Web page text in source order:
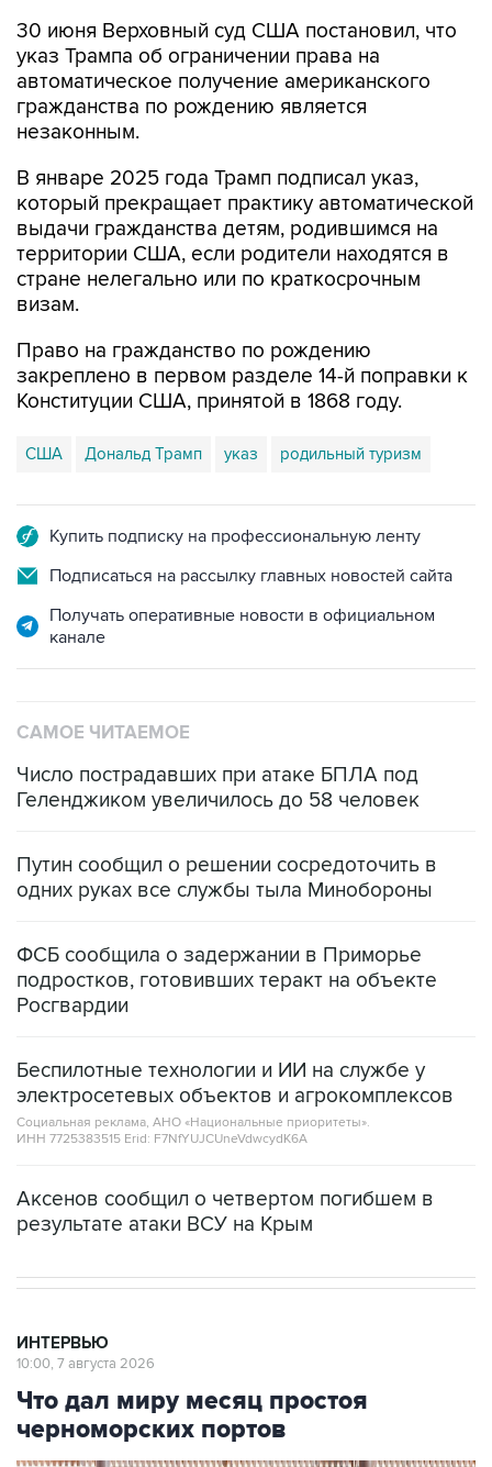
30 июня Верховный суд США постановил, что
указ Трампа об ограничении права на
автоматическое получение американского
гражданства по рождению является
незаконным.
В январе 2025 года Трамп подписал указ,
который прекращает практику автоматической
выдачи гражданства детям, родившимся на
территории США, если родители находятся в
стране нелегально или по краткосрочным
визам.
Право на гражданство по рождению
закреплено в первом разделе 14-й поправки к
Конституции США, принятой в 1868 году.
США Дональд Трамп указ родильный туризм
Купить подписку на профессиональную ленту
Подписаться на рассылку главных новостей сайта
Получать оперативные новости в официальном
канале
САМОЕ ЧИТАЕМОЕ
Число пострадавших при атаке БПЛА под
Геленджиком увеличилось до 58 человек
Путин сообщил о решении сосредоточить в
одних руках все службы тыла Минобороны
ФСБ сообщила о задержании в Приморье
подростков, готовивших теракт на объекте
Росгвардии
Беспилотные технологии и ИИ на службе у
электросетевых объектов и агрокомплексов
Социальная реклама, АНО «Национальные приоритеты».
ИНН 7725383515 Erid: F7NfYUJCUneVdwcydK6A
Аксенов сообщил о четвертом погибшем в
результате атаки ВСУ на Крым
ИНТЕРВЬЮ
10:00, 7 августа 2026
Что дал миру месяц простоя
черноморских портов